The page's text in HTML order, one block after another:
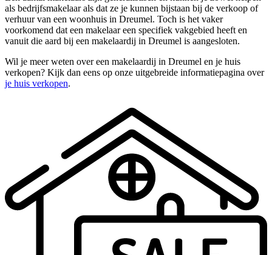
als bedrijfsmakelaar als dat ze je kunnen bijstaan bij de verkoop of
verhuur van een woonhuis in Dreumel. Toch is het vaker
voorkomend dat een makelaar een specifiek vakgebied heeft en
vanuit die aard bij een makelaardij in Dreumel is aangesloten.
Wil je meer weten over een makelaardij in Dreumel en je huis
verkopen? Kijk dan eens op onze uitgebreide informatiepagina over
je huis verkopen.